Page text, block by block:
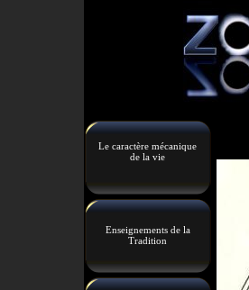
Le caractère mécanique
de la vie
Enseignements de la
Tradition